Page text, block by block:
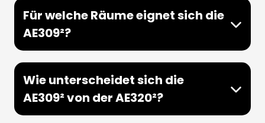
Für welche Räume eignet sich die
AE309²?
Wie unterscheidet sich die
AE309² von der AE320²?